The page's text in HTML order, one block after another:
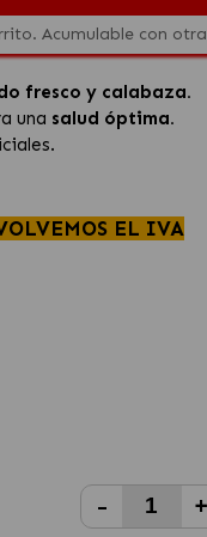
Acumulable con
fresco y calabaza.
una salud óptima.
EL IVA
- +